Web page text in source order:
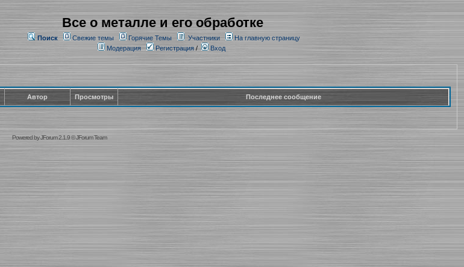
Все о металле и его обработке
Поиск Свежие темы Горячие Темы Участники
На главную страницу
Модерация
Регистрация/ Вход
Автор Просмотры Последнее сообщение
Powered byJForum 2.1.9©JForum Team